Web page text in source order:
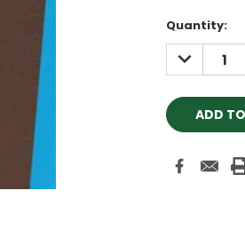
Current
Stock:
Quantity:
DECREASE
QUANTITY: